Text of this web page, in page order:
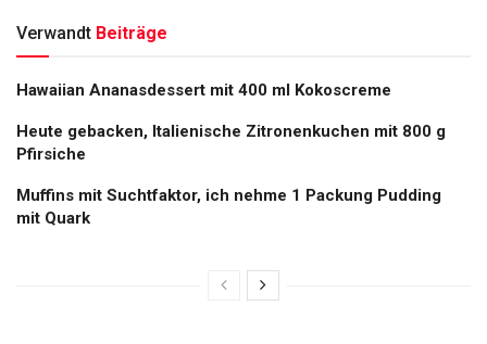
Verwandt Beiträge
Hawaiian Ananasdessert mit 400 ml Kokoscreme
Heute gebacken, Italienische Zitronenkuchen mit 800 g
Pfirsiche
Muffins mit Suchtfaktor, ich nehme 1 Packung Pudding
mit Quark